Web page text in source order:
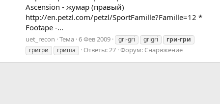
Ascension - жумар (правый)
http://en.petzl.com/petzl/SportFamille?Famille=12 *
Footape -...
uet_recon Тема 6 Фев 2009 gri-gri grigri
гри-гри
григри
гриша Ответы: 27 Форум: Снаряжение